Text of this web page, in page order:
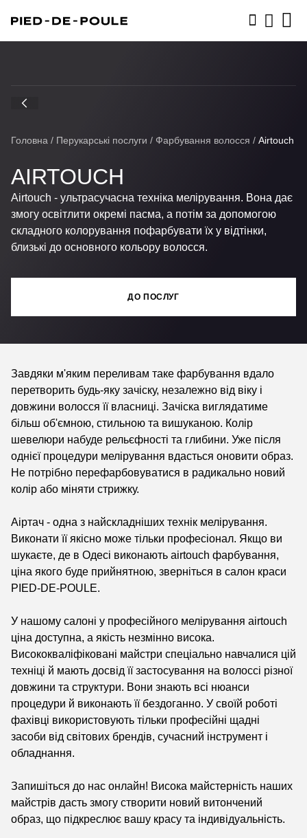
Головна / Перукарські послуги / Фарбування волосся / Airtouch
AIRTOUCH
Airtouch - ультрасучасна техніка мелірування. Вона дає
змогу освітлити окремі пасма, а потім за допомогою
складного колорування пофарбувати їх у відтінки,
близькі до основного кольору волосся.
ДО ПОСЛУГ
Завдяки м'яким переливам таке фарбування вдало
перетворить будь-яку зачіску, незалежно від віку і
довжини волосся її власниці. Зачіска виглядатиме
більш об'ємною, стильною та вишуканою. Колір
шевелюри набуде рельєфності та глибини. Уже після
однієї процедури мелірування вдасться оновити образ.
Не потрібно перефарбовуватися в радикально новий
колір або міняти стрижку.
Аіртач - одна з найскладніших технік мелірування.
Виконати її якісно може тільки професіонал. Якщо ви
шукаєте, де в Одесі виконають airtouch фарбування,
ціна якого буде прийнятною, зверніться в салон краси
PIED-DE-POULE.
У нашому салоні у професійного мелірування airtouch
ціна доступна, а якість незмінно висока.
Висококваліфіковані майстри спеціально навчалися цій
техніці й мають досвід її застосування на волоссі різної
довжини та структури. Вони знають всі нюанси
процедури й виконають її бездоганно. У своїй роботі
фахівці використовують тільки професійні щадні
засоби від світових брендів, сучасний інструмент і
обладнання.
Запишіться до нас онлайн! Висока майстерність наших
майстрів дасть змогу створити новий витончений
образ, що підкреслює вашу красу та індивідуальність.